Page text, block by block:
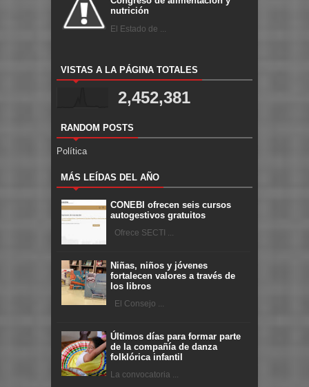
nutrición
El Estado de ...
VISTAS A LA PÁGINA TOTALES
2,452,381
RANDOM POSTS
Política
MÁS LEÍDAS DEL AÑO
CONEBI ofrecen seis cursos
autogestivos gratuitos
Ofrece SECTI ...
Niñas, niños y jóvenes
fortalecen valores a través de
los libros
El Consejo ...
Últimos días para formar parte
de la compañía de danza
folklórica infantil
La convocatoria ...